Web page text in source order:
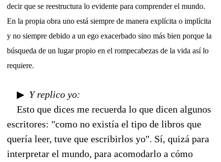
decir que se reestructura lo evidente para comprender el mundo.
En la propia obra uno está siempre de manera explícita o implícita
y no siempre debido a un ego exacerbado sino más bien porque la
búsqueda de un lugar propio en el rompecabezas de la vida así lo
requiere.
▶ Y replico yo:
Esto que dices me recuerda lo que dicen algunos
escritores: "como no existía el tipo de libros que
quería leer, tuve que escribirlos yo". Sí, quizá para
interpretar el mundo, para acomodarlo a cómo